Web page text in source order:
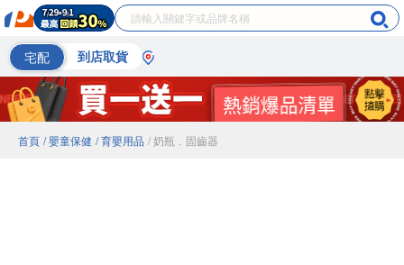
宅配 到店取貨
首頁 / 嬰童保健 / 育嬰用品 / 奶瓶．固齒器